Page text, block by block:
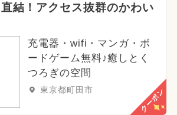
結！アクセス抜群のかわい
充電器・wifi・マンガ・ボ
ードゲーム無料♪癒しとく
つろぎの空間
東京都町田市 クーポン